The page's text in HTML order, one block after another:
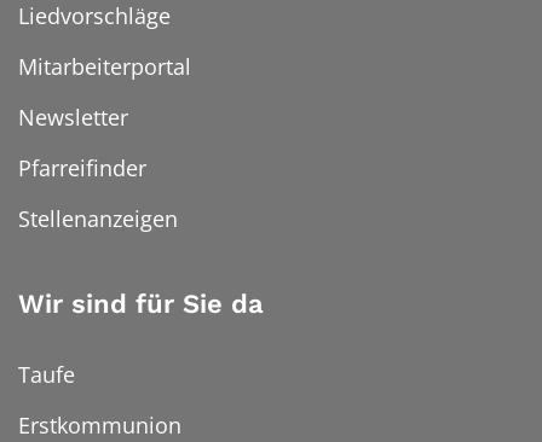
Liedvorschläge
Mitarbeiterportal
Newsletter
Pfarreifinder
Stellenanzeigen
Wir sind für Sie da
Taufe
Erstkommunion